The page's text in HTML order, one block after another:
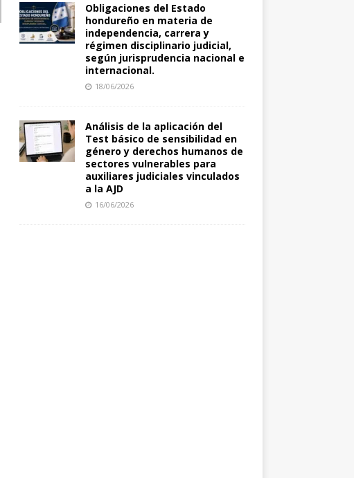
Obligaciones del Estado
hondureño en materia de
independencia, carrera y
régimen disciplinario judicial,
según jurisprudencia nacional e
internacional.
18/06/2026
Análisis de la aplicación del
Test básico de sensibilidad en
género y derechos humanos de
sectores vulnerables para
auxiliares judiciales vinculados
a la AJD
16/06/2026